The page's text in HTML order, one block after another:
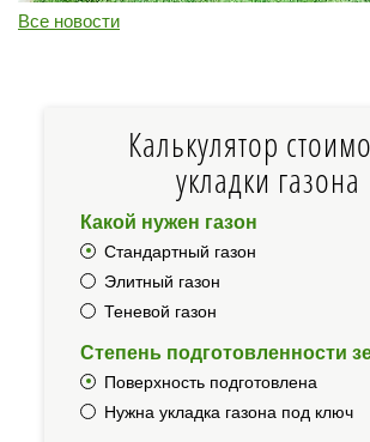
Все новости
Калькулятор
укладки газона
Какой нужен газон
Стандартный газон
Элитный газон
Теневой газон
Степень подготовленности
Поверхность подготовлена
Нужна укладка газона под ключ